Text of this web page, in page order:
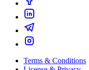
Terms & Conditions